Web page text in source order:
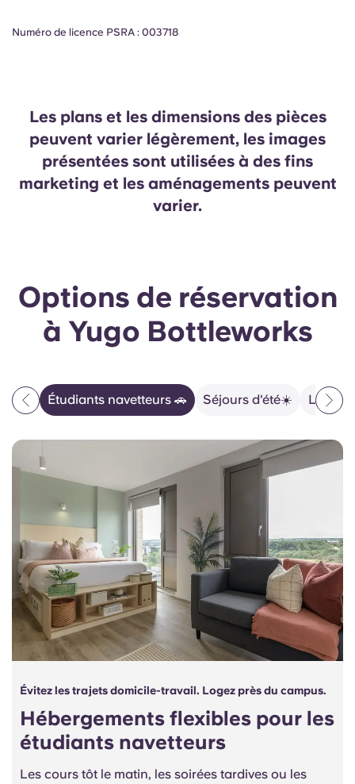
Numéro de licence PSRA : 003718
Les plans et les dimensions des pièces
peuvent varier légèrement, les images
présentées sont utilisées à des fins
marketing et les aménagements peuvent
varier.
Options de réservation
à Yugo Bottleworks
Étudiants navetteurs 🚗 Séjours d'été☀️ La vie
Évitez les trajets domicile-travail. Logez près du campus.
Hébergements flexibles pour les
étudiants navetteurs
Les cours tôt le matin, les soirées tardives ou les